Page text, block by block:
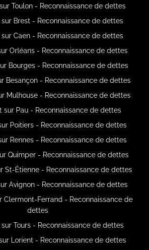
Toulon - Reconnaissance de dettes
Brest - Reconnaissance de dettes
Caen - Reconnaissance de dettes
Orléans - Reconnaissance de dettes
Bourges - Reconnaissance de dettes
Besançon - Reconnaissance de dettes
Mulhouse - Reconnaissance de dettes
sur Pau - Reconnaissance de dettes
Poitiers - Reconnaissance de dettes
Rennes - Reconnaissance de dettes
Quimper - Reconnaissance de dettes
St-Étienne - Reconnaissance de dettes
Avignon - Reconnaissance de dettes
Clermont-Ferrand - Reconnaissance de
dettes
Tours - Reconnaissance de dettes
Lorient - Reconnaissance de dettes